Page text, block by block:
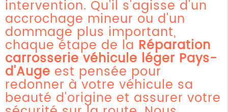
intervention. Qu'il s'agisse d'un
accrochage mineur ou d'un
dommage plus important,
chaque étape de la Réparation
carrosserie véhicule léger Pays-
d'Auge est pensée pour
redonner à votre véhicule sa
beauté d'origine et assurer votre